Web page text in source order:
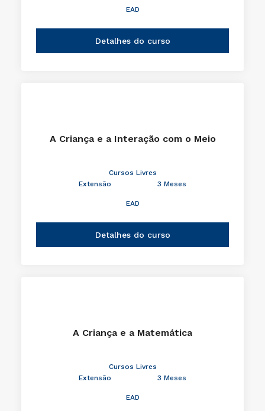
EAD
Detalhes do curso
A Criança e a Interação com o Meio
Cursos Livres
Extensão
3 Meses
EAD
Detalhes do curso
A Criança e a Matemática
Cursos Livres
Extensão
3 Meses
EAD